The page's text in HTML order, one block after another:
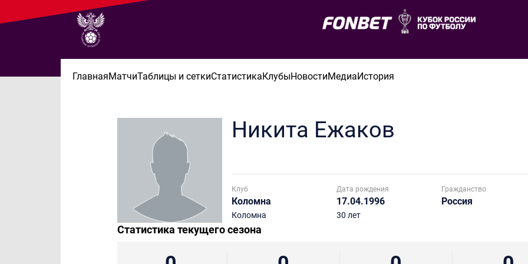
ГлавнаяМатчиТаблицы и сеткиСтатистикаКлубыНовостиМедиаИстория
Никита Ежаков
Клуб
Коломна
Коломна
Дата рождения
17.04.1996
30 лет
Гражданство
Россия
Статистика текущего сезона